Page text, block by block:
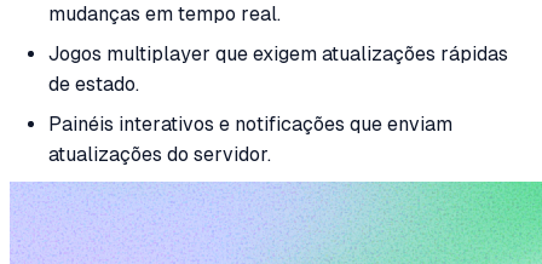
mudanças em tempo real.
Jogos multiplayer que exigem atualizações rápidas
de estado.
Painéis interativos e notificações que enviam
atualizações do servidor.